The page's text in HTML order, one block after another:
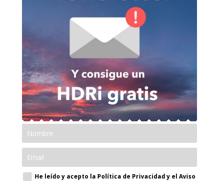
He leído y acepto la Política de Privacidad y el Aviso